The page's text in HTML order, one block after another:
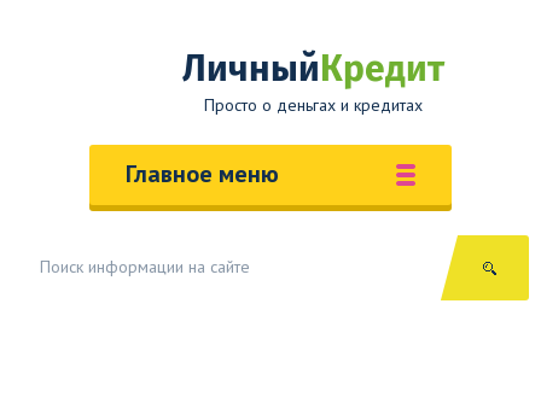
Личный Кредит
Просто о деньгах и кредитах
Главное меню